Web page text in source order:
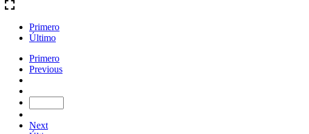
Primero
Último
Primero
Previous
Next